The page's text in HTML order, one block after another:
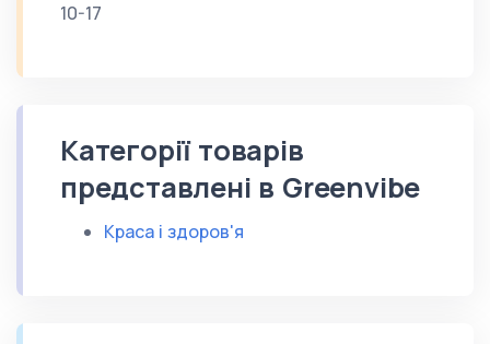
10-17
Категорії товарів
представлені в Greenvibe
Краса і здоров'я